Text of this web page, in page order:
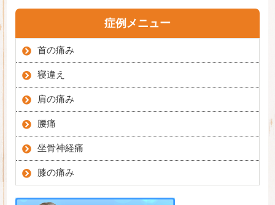
症例メニュー
首の痛み
寝違え
肩の痛み
腰痛
坐骨神経痛
膝の痛み